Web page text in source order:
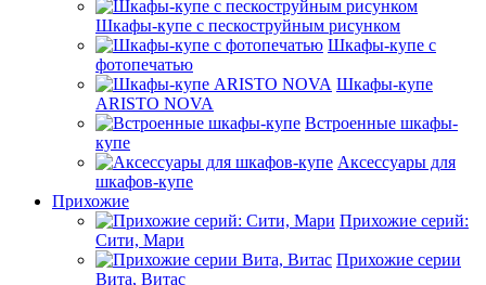
Шкафы-купе с пескоструйным рисунком
Шкафы-купе с
фотопечатью
Шкафы-купе
ARISTO NOVA
Встроенные шкафы-
купе
Аксессуары для
шкафов-купе
Прихожие
Прихожие серий:
Сити, Мари
Прихожие серии
Вита, Витас